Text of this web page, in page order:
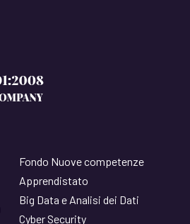
Fondo Nuove competenze
Apprendistato
Big Data e Analisi dei Dati
Cyber Security